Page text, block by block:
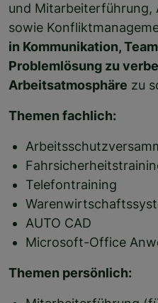
und Mitarbeiterführung,
sowie
in Kommunikation,
Problemlösung zu
Arbeitsatmosphäre zu
Themen fachlich:
Telefontraining
AUTO CAD
Microsoft-Office
Themen persönlich: